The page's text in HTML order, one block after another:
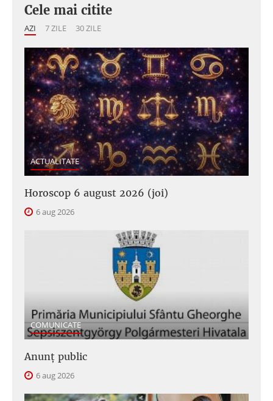
Cele mai citite
AZI 7 ZILE 30 ZILE
ACTUALITATE
Horoscop 6 august 2026 (joi)
6 aug 2026
COMUNICATE
Anunţ public
6 aug 2026